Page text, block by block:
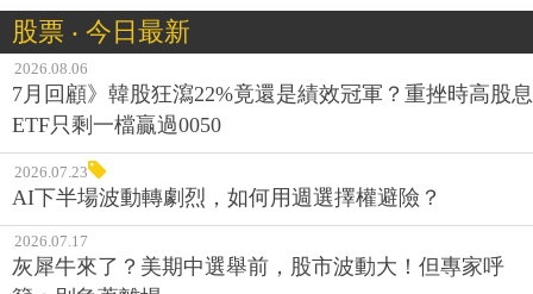
股票 ‧ 今日最新
2026.08.06
7月回顧》韓股狂瀉22%竟還是績效冠軍？重挫時高股息
ETF只剩一檔贏過0050
2026.07.23
AI下半場波動轉劇烈，如何用週選擇權避險？
2026.07.17
灰犀牛來了？美期中選舉前，股市波動大！但專家呼